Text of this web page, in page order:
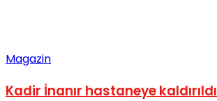
Magazin
Kadir İnanır hastaneye kaldırıldı